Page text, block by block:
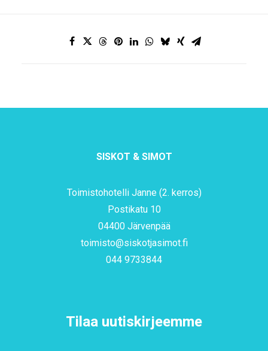
SISKOT & SIMOT
Toimistohotelli Janne (2. kerros)
Postikatu 10
04400 Järvenpää
toimisto@siskotjasimot.fi
044 9733844
Tilaa uutiskirjeemme